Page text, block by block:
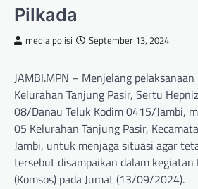
Pilkada
media polisi September 13, 2024
JAMBI.MPN – Menjelang
Kelurahan Tanjung Pasir, Sertu
08/Danau Teluk Kodim 0415/Jambi,
05 Kelurahan Tanjung Pasir,
Jambi, untuk menjaga situasi agar
tersebut disampaikan dalam kegiatan
(Komsos) pada Jumat (13/09/2024).